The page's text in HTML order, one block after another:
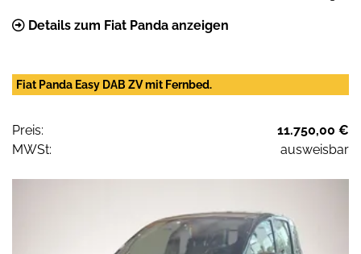
Details zum Fiat Panda anzeigen
Fiat Panda Easy DAB ZV mit Fernbed.
Preis:
11.750,00 €
MWSt:
ausweisbar